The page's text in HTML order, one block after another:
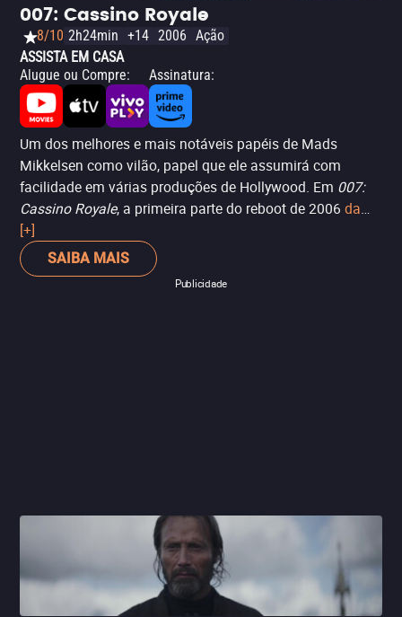
007: Cassino Royale
8/10 2h24min +14 2006 Ação
ASSISTA EM CASA
Alugue ou Compre: Assinatura:
Um dos melhores e mais notáveis papéis de Mads
Mikkelsen como vilão, papel que ele assumirá com
facilidade em várias produções de Hollywood. Em 007:
Cassino Royale, a primeira parte do reboot de 2006 da
franquia 007
grandes terroristas e criminosos do mundo, a quem Bond
(Daniel Craig) deve vencer em sua primeira missão como
[+]
SAIBA MAIS
Publicidade